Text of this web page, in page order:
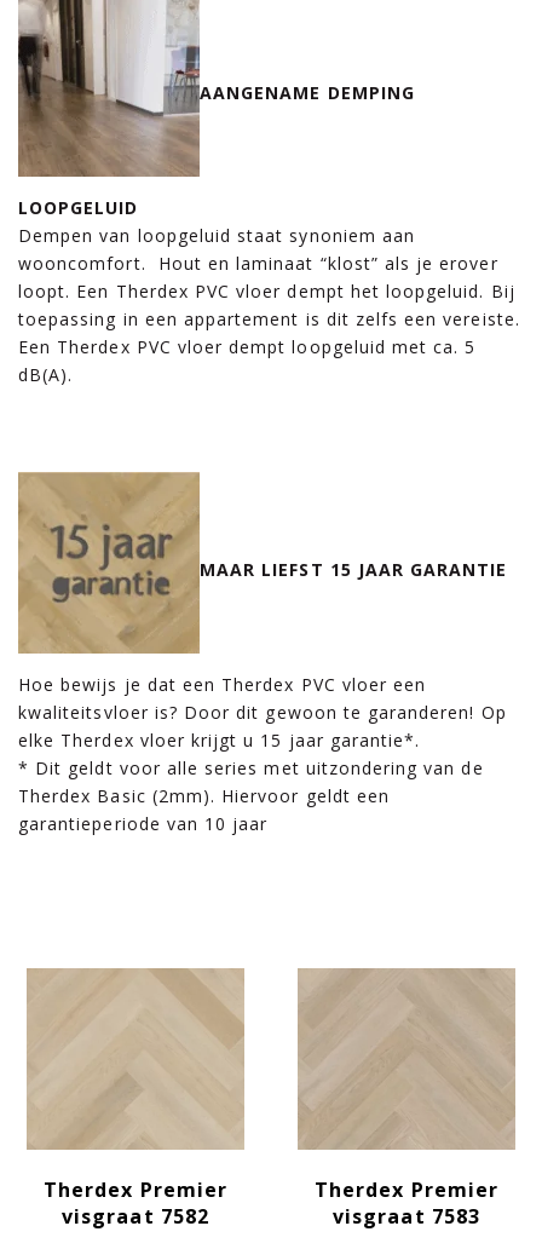
AANGENAME DEMPING
LOOPGELUID
Dempen van loopgeluid staat synoniem aan
wooncomfort. Hout en laminaat “klost” als je erover
loopt. Een Therdex PVC vloer dempt het loopgeluid. Bij
toepassing in een appartement is dit zelfs een vereiste.
Een Therdex PVC vloer dempt loopgeluid met ca. 5
dB(A).
MAAR LIEFST 15 JAAR GARANTIE
Hoe bewijs je dat een Therdex PVC vloer een
kwaliteitsvloer is? Door dit gewoon te garanderen! Op
elke Therdex vloer krijgt u 15 jaar garantie*.
* Dit geldt voor alle series met uitzondering van de
Therdex Basic (2mm). Hiervoor geldt een
garantieperiode van 10 jaar
Therdex Premier
visgraat 7582
Therdex Premier
visgraat 7583